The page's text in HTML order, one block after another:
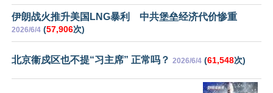
伊朗战火推升美国LNG暴利 中共堡垒经济代价惨重
2026/6/4 (57,906次)
北京衞戍区也不提“习主席” 正常吗？ 2026/6/4 (61,548次)